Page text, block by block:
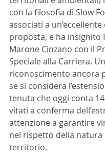
con la filosofia di Slow
associati a
proposta, e ha insignito
Marone Cinzano con il
Speciale alla Carriera. Un
riconoscimento ancora
se si considera
tenuta che oggi conta
vitati a conferma
attenzione a garantire
nel rispetto della natura
territorio.